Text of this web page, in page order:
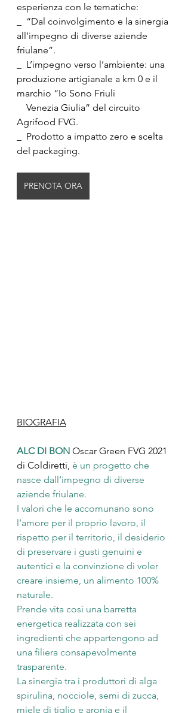
esperienza con le tematiche:
_  “Dal coinvolgimento e la sinergia
all'impegno di diverse aziende
friulane”.
_  L’impegno verso l’ambiente: una
produzione artigianale a km 0 e il
marchio “Io Sono Friuli
Agrifood FVG.
_  Prodotto a impatto zero e scelta
del packaging.
PRENOTA ORA
BIOGRAFIA
ALC DI BON Oscar Green FVG 2021
di Coldiretti, è un progetto che
nasce dall’impegno di diverse
aziende friulane.
I valori che le accomunano sono
l’amore per il proprio lavoro, il
rispetto per il territorio, il desiderio
di preservare i gusti genuini e
autentici e la convinzione di voler
creare insieme, un alimento 100%
naturale.
Prende vita così una barretta
energetica realizzata con sei
ingredienti che appartengono ad
una filiera consapevolmente
trasparente.
La sinergia tra i produttori di alga
spirulina, nocciole, semi di zucca,
miele di tiglio e aronia e il